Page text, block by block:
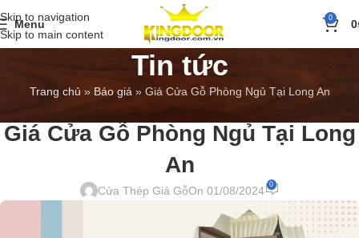
Skip to navigation
Skip to main content
Menu 0 0
Tin tức
Trang chủ » Báo giá » Giá Cửa Gỗ Phòng Ngủ Tại Long An
BÁO GIÁ,
Giá Cửa Gỗ Phòng Ngủ Tại Long
An
Cửa Thép Giả GỗOn 01/08/2024 0